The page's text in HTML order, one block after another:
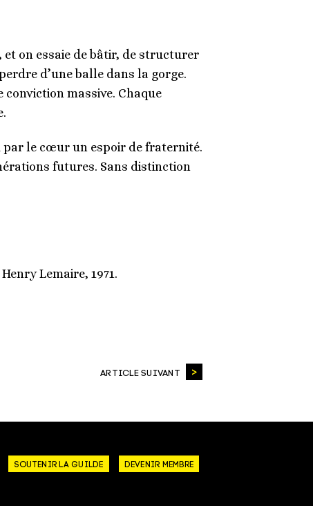
et on essaie de bâtir, de structurer
d’une balle dans la gorge.
conviction massive. Chaque
par le cœur un espoir de fraternité.
futures. Sans distinction
Lemaire, 1971.
ARTICLE SUIVANT
SOUTENIR LA GUILDE DEVENIR MEMBRE